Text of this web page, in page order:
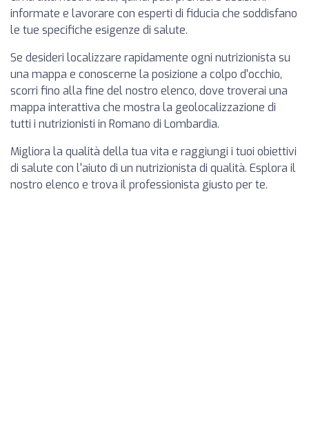
informate e lavorare con esperti di fiducia che soddisfano
le tue specifiche esigenze di salute.
Se desideri localizzare rapidamente ogni nutrizionista su
una mappa e conoscerne la posizione a colpo d'occhio,
scorri fino alla fine del nostro elenco, dove troverai una
mappa interattiva che mostra la geolocalizzazione di
tutti i nutrizionisti in Romano di Lombardia.
Migliora la qualità della tua vita e raggiungi i tuoi obiettivi
di salute con l'aiuto di un nutrizionista di qualità. Esplora il
nostro elenco e trova il professionista giusto per te.